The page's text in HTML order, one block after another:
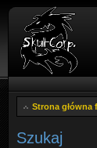
Strona główna
Szukaj